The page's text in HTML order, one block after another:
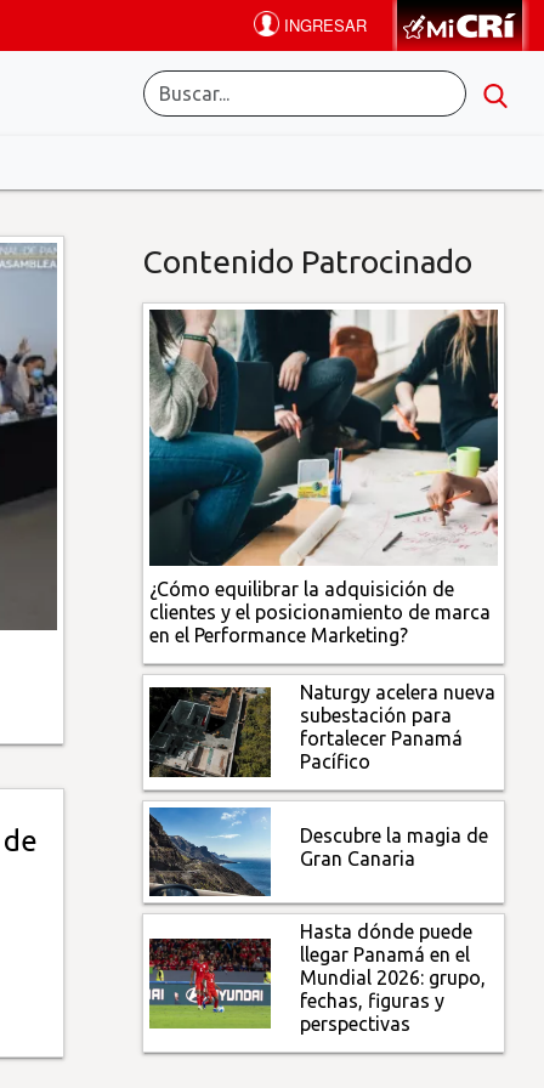
Contenido Patrocinado
¿Cómo equilibrar la adquisición de
clientes y el posicionamiento de marca
en el Performance Marketing?
Naturgy acelera nueva
subestación para
fortalecer Panamá
Pacífico
Descubre la magia de
Gran Canaria
Hasta dónde puede
llegar Panamá en el
Mundial 2026: grupo,
fechas, figuras y
perspectivas